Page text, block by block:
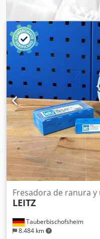
Tauberbischofsheim
8.484 km
Fresadora de ranura y
LEITZ